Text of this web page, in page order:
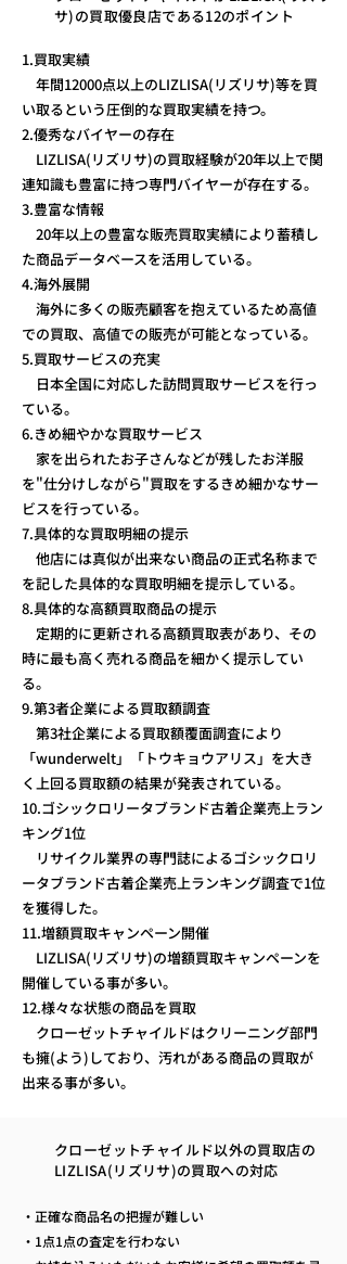
サ)の買取優良店である12のポイント
1.買取実績
年間12000点以上のLIZLISA(リズリサ)等を買
い取るという圧倒的な買取実績を持つ。
2.優秀なバイヤーの存在
LIZLISA(リズリサ)の買取経験が20年以上で関
連知識も豊富に持つ専門バイヤーが存在する。
3.豊富な情報
20年以上の豊富な販売買取実績により蓄積し
た商品データベースを活用している。
4.海外展開
海外に多くの販売顧客を抱えているため高値
での買取、高値での販売が可能となっている。
5.買取サービスの充実
日本全国に対応した訪問買取サービスを行っ
ている。
6.きめ細やかな買取サービス
家を出られたお子さんなどが残したお洋服
を"仕分けしながら"買取をするきめ細かなサー
ビスを行っている。
7.具体的な買取明細の提示
他店には真似が出来ない商品の正式名称まで
を記した具体的な買取明細を提示している。
8.具体的な高額買取商品の提示
定期的に更新される高額買取表があり、その
時に最も高く売れる商品を細かく提示してい
る。
9.第3者企業による買取額調査
第3社企業による買取額覆面調査により
「wunderwelt」「トウキョウアリス」を大き
く上回る買取額の結果が発表されている。
10.ゴシックロリータブランド古着企業売上ラン
キング1位
リサイクル業界の専門誌によるゴシックロリ
ータブランド古着企業売上ランキング調査で1位
を獲得した。
11.増額買取キャンペーン開催
LIZLISA(リズリサ)の増額買取キャンペーンを
開催している事が多い。
12.様々な状態の商品を買取
クローゼットチャイルドはクリーニング部門
も擁(よう)しており、汚れがある商品の買取が
出来る事が多い。
クローゼットチャイルド以外の買取店の
LIZLISA(リズリサ)の買取への対応
・正確な商品名の把握が難しい
・1点1点の査定を行わない